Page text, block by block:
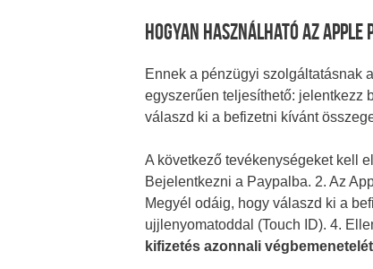
Hogyan Használható Az Apple
Ennek a pénzügyi szolgáltatásnak
egyszerűen teljesíthető: jelentkezz
válaszd ki a befizetni kívánt
A következő tevékenységeket kell
Bejelentkezni a Paypalba. 2. Az
Megyél odáig, hogy válaszd ki a
ujjlenyomatoddal (Touch ID). 4.
kifizetés azonnali